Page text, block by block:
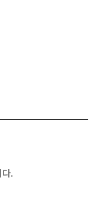
다.